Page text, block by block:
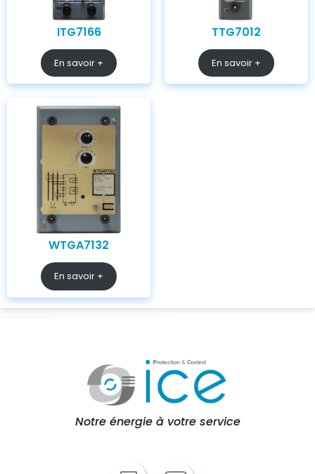
ITG7166
En savoir +
TTG7012
En savoir +
WTGA7132
En savoir +
Notre énergie à votre service